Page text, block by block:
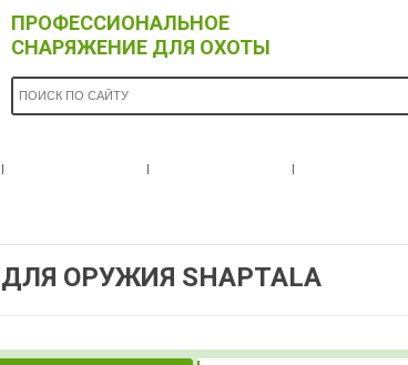
ПРОФЕССИОНАЛЬНОЕ
СНАРЯЖЕНИЕ ДЛЯ ОХОТЫ
ОРУЖИЯ SHAPTALA